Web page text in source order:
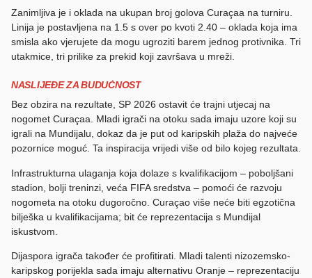
Zanimljiva je i oklada na ukupan broj golova Curaçaa na turniru.
Linija je postavljena na 1.5 s over po kvoti 2.40 – oklada koja ima
smisla ako vjerujete da mogu ugroziti barem jednog protivnika. Tri
utakmice, tri prilike za prekid koji završava u mreži.
NASLIJEĐE ZA BUDUĆNOST
Bez obzira na rezultate, SP 2026 ostavit će trajni utjecaj na
nogomet Curaçaa. Mladi igrači na otoku sada imaju uzore koji su
igrali na Mundijalu, dokaz da je put od karipskih plaža do najveće
pozornice moguć. Ta inspiracija vrijedi više od bilo kojeg rezultata.
Infrastrukturna ulaganja koja dolaze s kvalifikacijom – poboljšani
stadion, bolji treninzi, veća FIFA sredstva – pomoći će razvoju
nogometa na otoku dugoročno. Curaçao više neće biti egzotična
bilješka u kvalifikacijama; bit će reprezentacija s Mundijal
iskustvom.
Dijaspora igrača također će profitirati. Mladi talenti nizozemsko-
karipskog porijekla sada imaju alternativu Oranje – reprezentaciju